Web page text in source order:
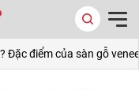
Đặc điểm của sàn gỗ